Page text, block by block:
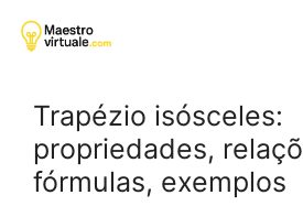
para
Trapézio isósceles:
propriedades,
fórmulas, exemplos